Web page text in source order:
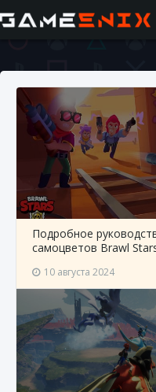
Подробное
самоцветов Brawl
10 августа 2024